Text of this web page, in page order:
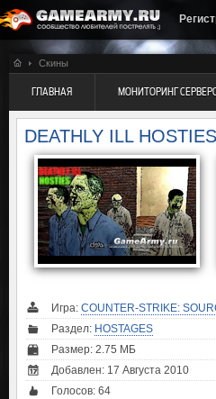
Скины
ГЛАВНАЯ МОНИТОРИНГ
DEATHLY ILL HOSTIES
Игра: COUNTER-STRIKE:
Раздел: HOSTAGES
Размер: 2.75 МБ
Добавлен: 17 Августа 2010
Голосов: 64